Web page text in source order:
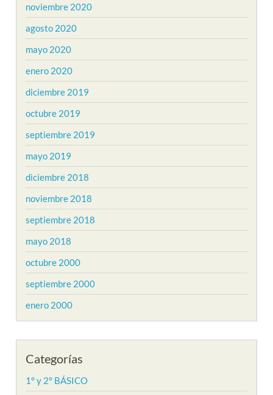
noviembre 2020
agosto 2020
mayo 2020
enero 2020
diciembre 2019
octubre 2019
septiembre 2019
mayo 2019
diciembre 2018
noviembre 2018
septiembre 2018
mayo 2018
octubre 2000
septiembre 2000
enero 2000
Categorías
1° y 2° BÁSICO